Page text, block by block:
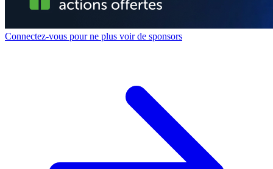
Connectez-vous pour ne plus voir de sponsors